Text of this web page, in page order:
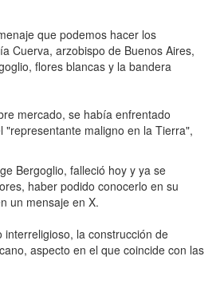
que podemos hacer los
Cuerva, arzobispo de Buenos Aires,
flores blancas y la bandera
mercado, se había enfrentado
maligno en la Tierra",
Bergoglio, falleció hoy y ya se
haber podido conocerlo en su
un mensaje en X.
la construcción de
aspecto en el que coincide con las